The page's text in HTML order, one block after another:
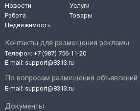
Контакты для размещения рекламы
Телефон: +7 (987) 756-11-20
E-mail: support@8313.ru
По вопросам размещения объявлений
E-mail: support@8313.ru
Документы
Новости
Работа
Недвижимость
Услуги
Товары